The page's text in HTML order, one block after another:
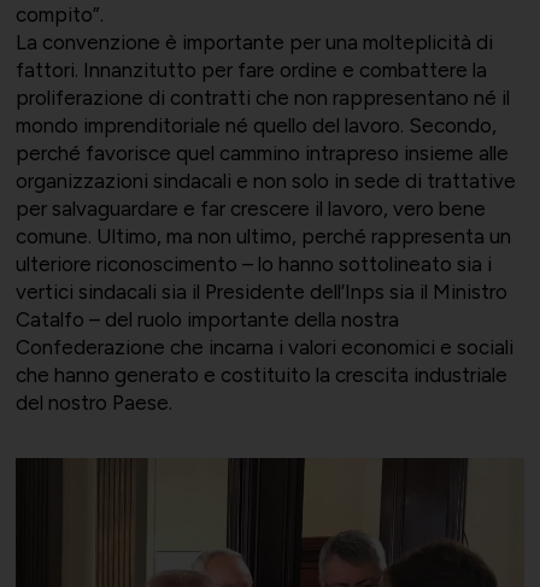
compito”.
La convenzione è importante per una molteplicità di
fattori. Innanzitutto per fare ordine e combattere la
proliferazione di contratti che non rappresentano né il
mondo imprenditoriale né quello del lavoro. Secondo,
perché favorisce quel cammino intrapreso insieme alle
organizzazioni sindacali e non solo in sede di trattative
per salvaguardare e far crescere il lavoro, vero bene
comune. Ultimo, ma non ultimo, perché rappresenta un
ulteriore riconoscimento – lo hanno sottolineato sia i
vertici sindacali sia il Presidente dell’Inps sia il Ministro
Catalfo – del ruolo importante della nostra
Confederazione che incarna i valori economici e sociali
che hanno generato e costituito la crescita industriale
del nostro Paese.
Momenti di vita associativa
Scambi fra soci
Varie